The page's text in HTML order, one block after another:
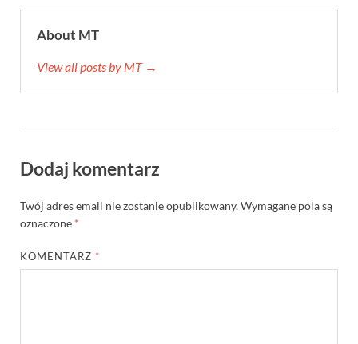
About MT
View all posts by MT →
Dodaj komentarz
Twój adres email nie zostanie opublikowany.Wymagane pola są
oznaczone *
KOMENTARZ *